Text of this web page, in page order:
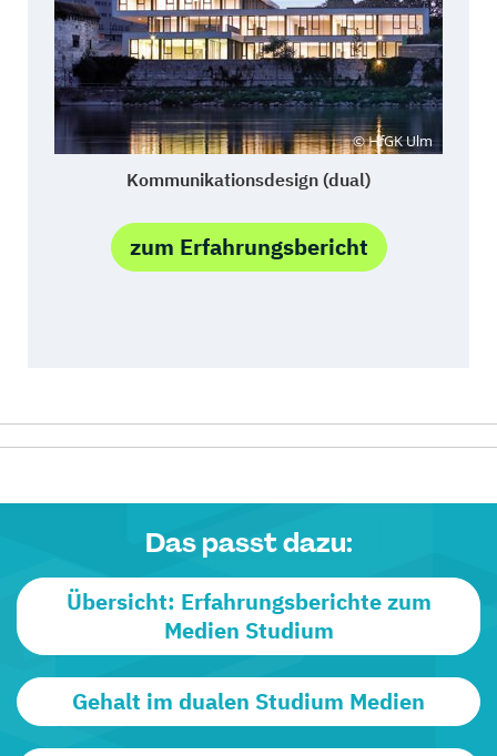
Kommunikationsdesign (dual)
zum Erfahrungsbericht
Das passt dazu:
Übersicht: Erfahrungsberichte zum
Medien Studium
Gehalt im dualen Studium Medien